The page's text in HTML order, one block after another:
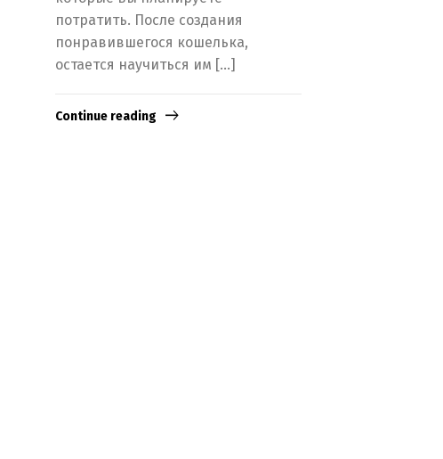
потратить. После создания
понравившегося кошелька,
остается научиться им […]
Continue reading